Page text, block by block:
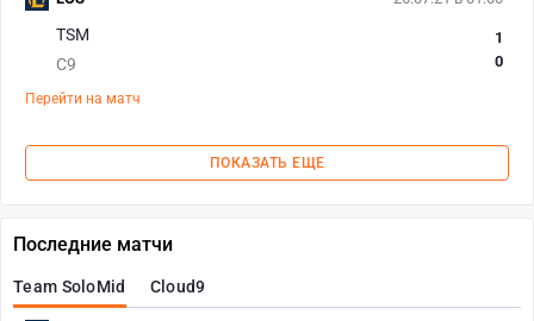
TSM
C9
1
0
Перейти на матч
ПОКАЗАТЬ ЕЩЕ
Последние матчи
Team SoloMid Cloud9